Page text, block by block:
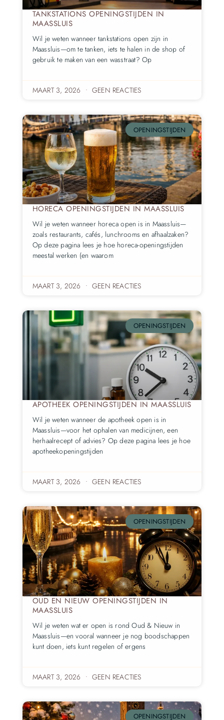
TANKSTATIONS OPENINGSTIJDEN IN
MAASSLUIS
Wil je weten wanneer tankstations open zijn in
Maassluis—om te tanken, iets te halen in de shop of
gebruik te maken van een wasstraat? Op
MAART 3, 2026 GEEN REACTIES
OPENINGSTIJDEN
HORECA OPENINGSTIJDEN IN MAASSLUIS
Wil je weten wanneer horeca open is in Maassluis—
zoals restaurants, cafés, lunchrooms en afhaalzaken?
Op deze pagina lees je hoe horeca-openingstijden
meestal werken (en waarom
MAART 3, 2026 GEEN REACTIES
OPENINGSTIJDEN
APOTHEEK OPENINGSTIJDEN IN MAASSLUIS
Wil je weten wanneer de apotheek open is in
Maassluis—voor het ophalen van medicijnen, een
herhaalrecept of advies? Op deze pagina lees je hoe
apotheekopeningstijden
MAART 3, 2026 GEEN REACTIES
OPENINGSTIJDEN
OUD EN NIEUW OPENINGSTIJDEN IN
MAASSLUIS
Wil je weten wat er open is rond Oud & Nieuw in
Maassluis—en vooral wanneer je nog boodschappen
kunt doen, iets kunt regelen of ergens
MAART 3, 2026 GEEN REACTIES
OPENINGSTIJDEN